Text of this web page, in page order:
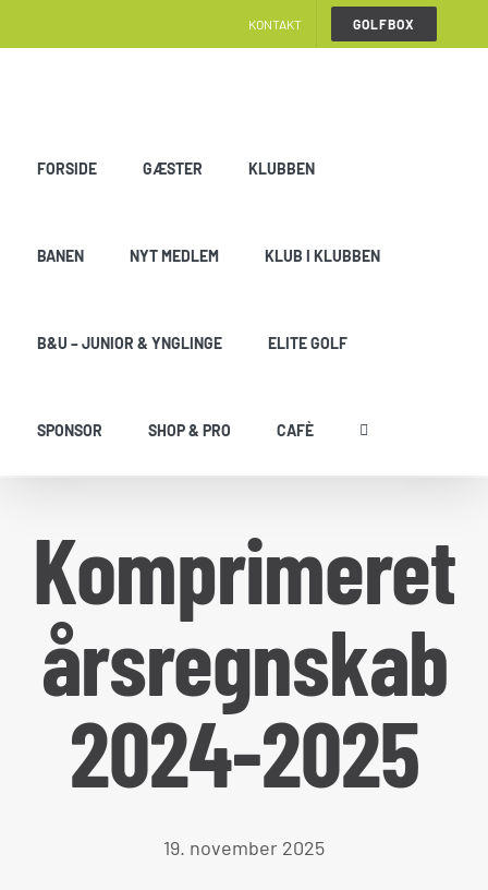
to
KONTAKT GOLFBOX
FORSIDE GÆSTER KLUBBEN
BANEN NYT MEDLEM KLUB I KLUBBEN
B&U – JUNIOR & YNGLINGE ELITE GOLF
SPONSOR SHOP & PRO CAFÈ
Komprimeret
årsregnskab
2024-2025
19. november 2025